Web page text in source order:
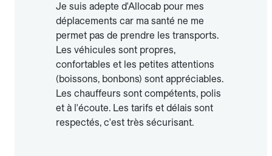
Je suis adepte d'Allocab pour mes
déplacements car ma santé ne me
permet pas de prendre les transports.
Les véhicules sont propres,
confortables et les petites attentions
(boissons, bonbons) sont appréciables.
Les chauffeurs sont compétents, polis
et à l'écoute. Les tarifs et délais sont
respectés, c'est très sécurisant.